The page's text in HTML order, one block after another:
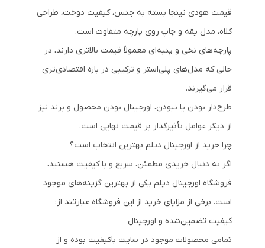
قیمت هودی نینجا بسته به جنس، کیفیت دوخت، طراحی
کلاه، مدل یقه و چاپ روی پارچه متفاوت است.
پارچه‌های نخی و پنبه‌ای معمولاً قیمت بالاتری دارند، در
حالی که مدل‌های پلی‌استر و ترکیبی در بازه اقتصادی‌تری
قرار می‌گیرند.
طرح‌دار بودن یا نبودن، اورجینال بودن محصول و برند نیز
از دیگر عوامل تأثیرگذار بر قیمت نهایی است.
چرا خرید از اورجینال دیلم بهترین انتخاب است؟
اگر به دنبال خریدی مطمئن، سریع و با کیفیت هستید،
فروشگاه اورجینال دیلم یکی از بهترین گزینه‌های موجود
است. برخی از مزایای خرید از این فروشگاه عبارتند از:
کیفیت تضمین‌شده و اورجینال
تمامی محصولات موجود در سایت باکیفیت بوده و از